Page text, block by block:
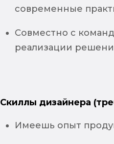
современные
Совместно с
реализации
Скиллы дизайнера
Имеешь опыт